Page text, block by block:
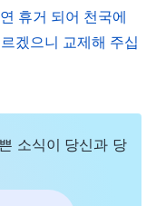
신을 위해 그렇게
하더라도 고생은
. 국도에 더러운
더러운 사람이 성
휴거 되어 천국에
겠으니 교제해 주십
소식이 당신과 당